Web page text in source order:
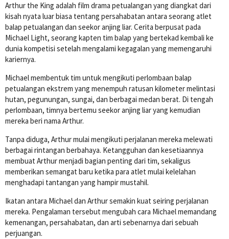
Arthur the King adalah film drama petualangan yang diangkat dari
kisah nyata luar biasa tentang persahabatan antara seorang atlet
balap petualangan dan seekor anjing liar. Cerita berpusat pada
Michael Light, seorang kapten tim balap yang bertekad kembali ke
dunia kompetisi setelah mengalami kegagalan yang memengaruhi
kariernya.
Michael membentuk tim untuk mengikuti perlombaan balap
petualangan ekstrem yang menempuh ratusan kilometer melintasi
hutan, pegunungan, sungai, dan berbagai medan berat. Di tengah
perlombaan, timnya bertemu seekor anjing liar yang kemudian
mereka beri nama Arthur.
Tanpa diduga, Arthur mulai mengikuti perjalanan mereka melewati
berbagai rintangan berbahaya. Ketangguhan dan kesetiaannya
membuat Arthur menjadi bagian penting dari tim, sekaligus
memberikan semangat baru ketika para atlet mulai kelelahan
menghadapi tantangan yang hampir mustahil.
Ikatan antara Michael dan Arthur semakin kuat seiring perjalanan
mereka. Pengalaman tersebut mengubah cara Michael memandang
kemenangan, persahabatan, dan arti sebenarnya dari sebuah
perjuangan.